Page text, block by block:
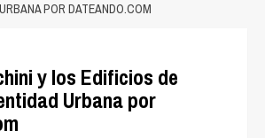
POR DATEANDO.COM
y los Edificios de
Urbana por